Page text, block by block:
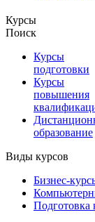
Курсы
Поиск
Курсы
подготовки
Курсы
повышения
образование
Виды курсов
Бизнес-
Подготовка